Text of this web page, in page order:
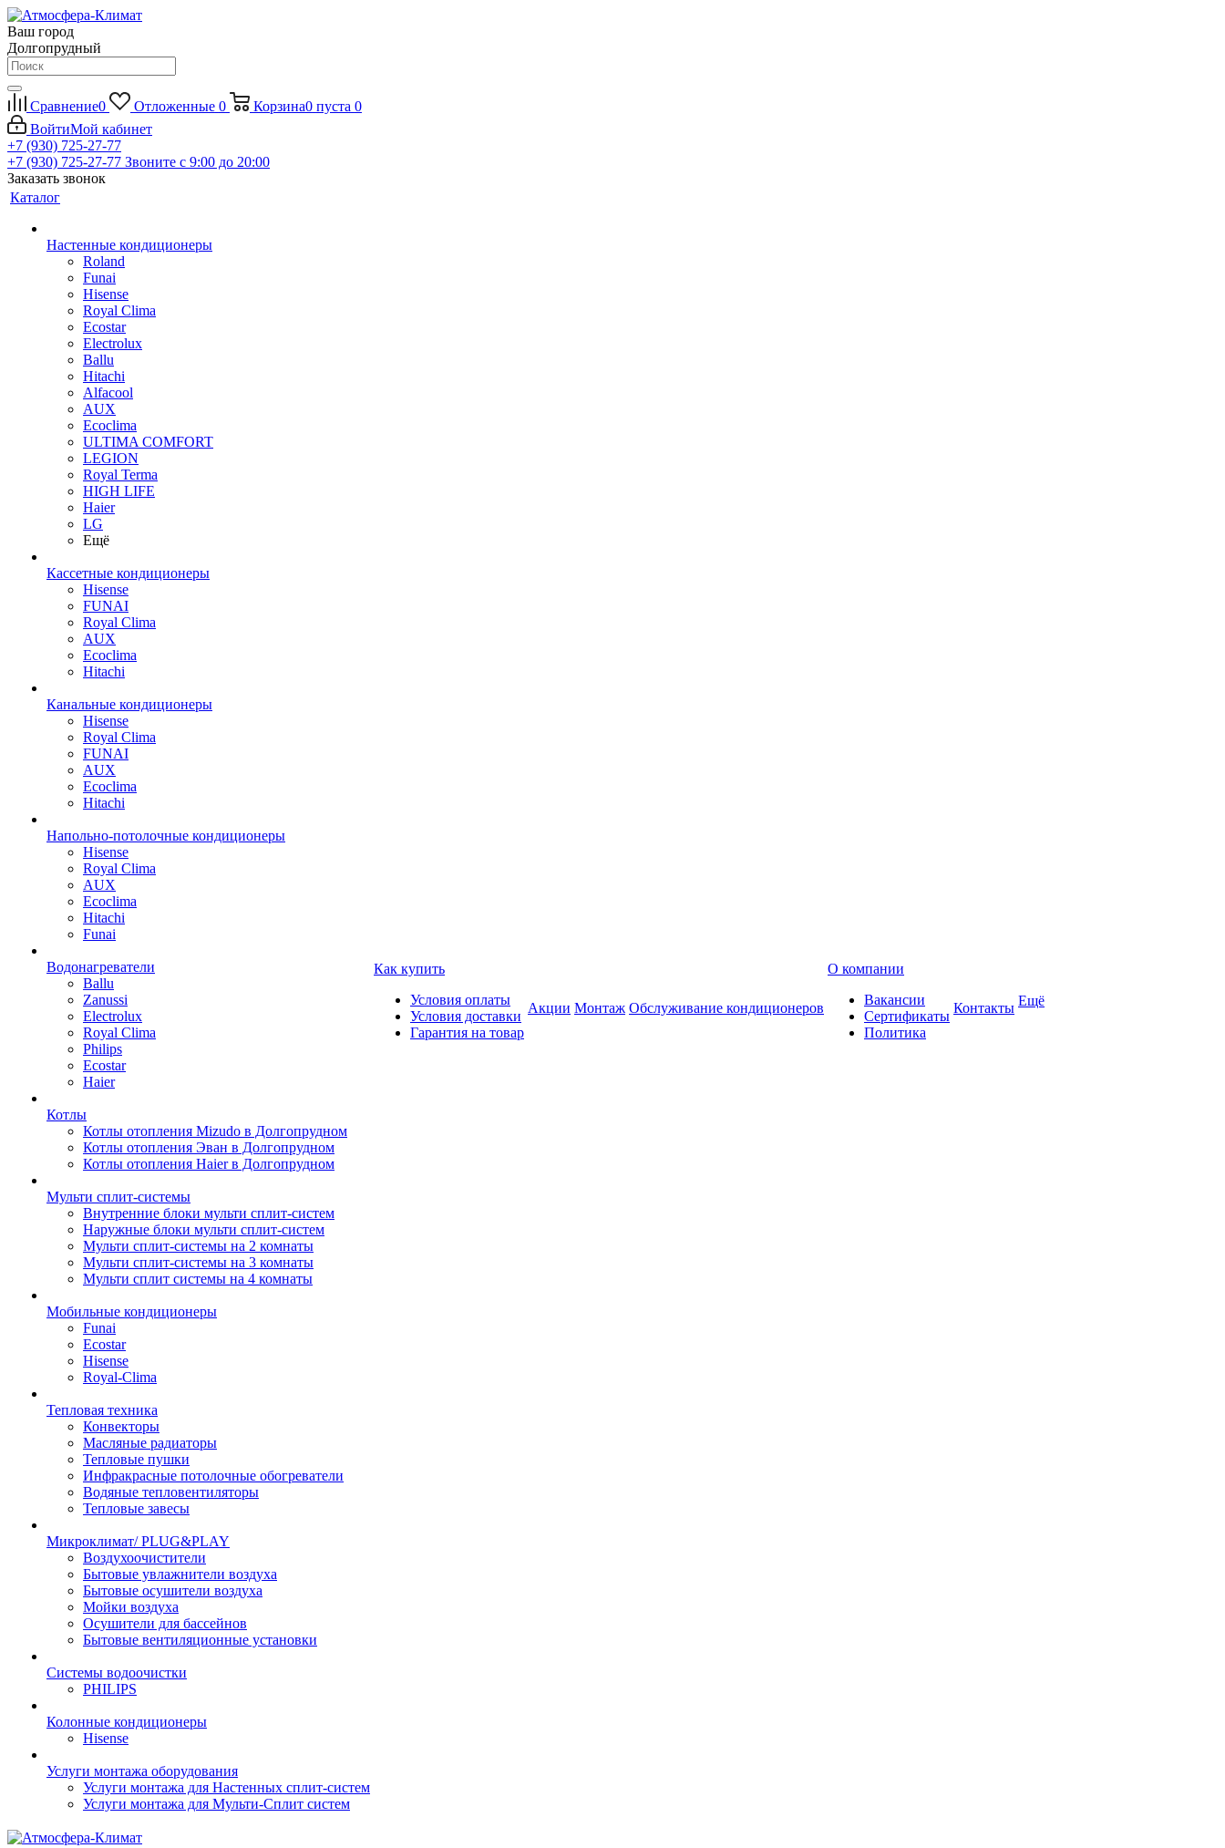
Ваш город
Долгопрудный
Сравнение0 Отложенные 0 Корзина0 пуста 0
ВойтиМой кабинет
+7 (930) 725-27-77
+7 (930) 725-27-77 Звоните с 9:00 до 20:00
Заказать звонок
Каталог
Настенные кондиционеры
Roland
Funai
Hisense
Royal Clima
Ecostar
Electrolux
Ballu
Hitachi
Alfacool
AUX
Ecoclima
ULTIMA COMFORT
LEGION
Royal Terma
HIGH LIFE
Haier
LG
Ещё
Кассетные кондиционеры
Hisense
FUNAI
Royal Clima
AUX
Ecoclima
Hitachi
Канальные кондиционеры
Hisense
Royal Clima
FUNAI
AUX
Ecoclima
Hitachi
Напольно-потолочные кондиционеры
Hisense
Royal Clima
AUX
Ecoclima
Hitachi
Funai
Водонагреватели
Ballu
Zanussi
Electrolux
Royal Clima
Philips
Ecostar
Haier
Котлы
Котлы отопления Mizudo в Долгопрудном
Котлы отопления Эван в Долгопрудном
Котлы отопления Haier в Долгопрудном
Мульти сплит-системы
Внутренние блоки мульти сплит-систем
Наружные блоки мульти сплит-систем
Мульти сплит-системы на 2 комнаты
Мульти сплит-системы на 3 комнаты
Мульти сплит системы на 4 комнаты
Мобильные кондиционеры
Funai
Ecostar
Hisense
Royal-Clima
Тепловая техника
Конвекторы
Масляные радиаторы
Тепловые пушки
Инфракрасные потолочные обогреватели
Водяные тепловентиляторы
Тепловые завесы
Микроклимат/ PLUG&PLAY
Воздухоочистители
Бытовые увлажнители воздуха
Бытовые осушители воздуха
Мойки воздуха
Осушители для бассейнов
Бытовые вентиляционные установки
Системы водоочистки
PHILIPS
Колонные кондиционеры
Hisense
Услуги монтажа оборудования
Услуги монтажа для Настенных сплит-систем
Услуги монтажа для Мульти-Сплит систем
Как купить
Условия оплаты
Условия доставки
Гарантия на товар
Акции Монтаж Обслуживание кондиционеров
О компании
Вакансии
Сертификаты
Политика
Контакты Ещё